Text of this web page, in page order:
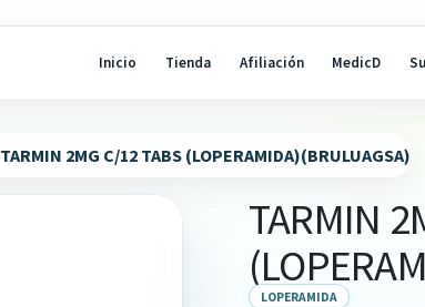
Inicio Tienda Afiliación MedicD
TARMIN 2MG C/12 TABS (LOPERAMIDA)(BRULUAGSA)
TARMIN
LOPERAMIDA